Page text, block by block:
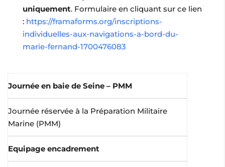
uniquement. Formulaire en cliquant sur ce lien
: https://framaforms.org/inscriptions-
individuelles-aux-navigations-a-bord-du-
marie-fernand-1700476083
Journée en baie de Seine – PMM
Journée réservée à la Préparation Militaire
Marine (PMM)
Equipage encadrement